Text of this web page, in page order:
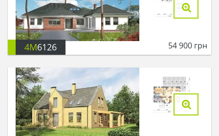
4M6126 54 900 грн